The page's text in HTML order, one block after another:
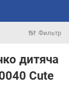
Фильтр
дитяча
Cute